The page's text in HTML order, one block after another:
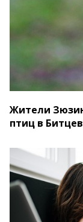
Жители
птиц в